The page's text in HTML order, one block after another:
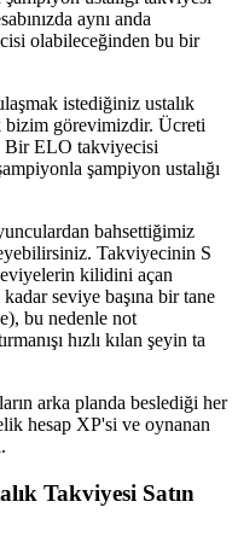
aynı anda
olabileceğinden bu bir
istediğiniz ustalık
bizim görevimizdir. Ücreti
Bir ELO takviyecisi
şampiyon ustalığı
bahsettiğimiz
Takviyecinin S
kilidini açan
seviye başına bir tane
bu nedenle not
hızlı kılan şeyin ta
arka planda beslediği her
hesap XP'si ve oynanan
Takviyesi Satın